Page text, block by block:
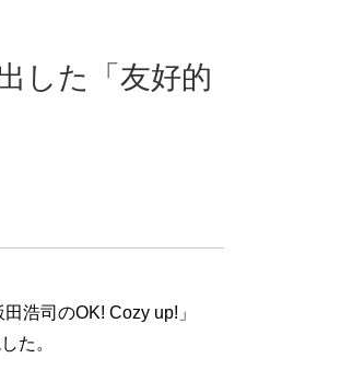
した「友好的
浩司のOK! Cozy up!」
た。